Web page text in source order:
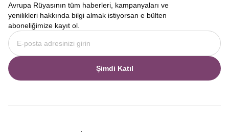
Avrupa Rüyasının tüm haberleri, kampanyaları ve
yenilikleri hakkında bilgi almak istiyorsan e bülten
aboneliğimize kayıt ol.
Şimdi Katıl